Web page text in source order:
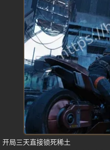
开局三天直接锁死稀土